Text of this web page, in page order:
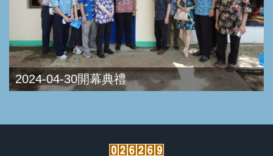
2024-04-30開幕典禮